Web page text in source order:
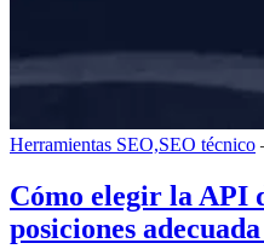
Herramientas SEO,SEO técnico
Cómo elegir la API
posiciones